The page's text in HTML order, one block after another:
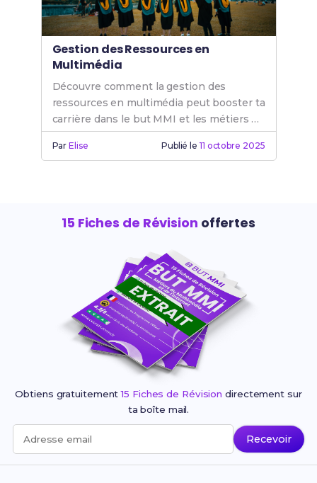
Gestion des Ressources en
Multimédia
Découvre comment la gestion des
ressources en multimédia peut booster ta
carrière dans le but MMI et les métiers de
l'internet.
ParElise Publié le 11 octobre 2025
15 Fiches de Révision offertes
Obtiens gratuitement15 Fiches de Révision directement sur
ta boîte mail.
Adresse email Recevoir